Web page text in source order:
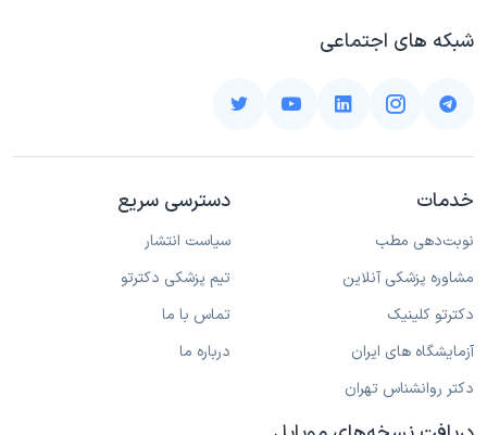
شبکه های اجتماعی
خدمات
نوبت‌دهی مطب
مشاوره پزشکی آنلاین
دکترتو کلینیک
آزمایشگاه های ایران
دکتر روانشناس تهران
دسترسی سریع
سیاست انتشار
تیم پزشکی دکترتو
تماس با ما
درباره ما